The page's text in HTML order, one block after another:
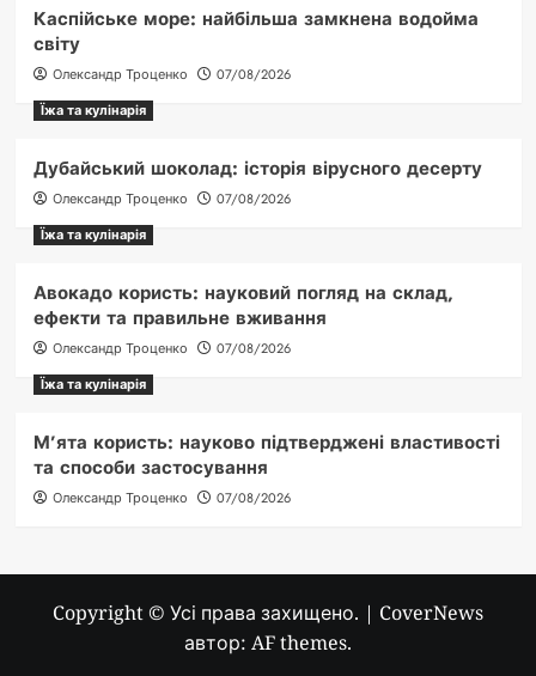
Каспійське море: найбільша замкнена водойма
світу
Олександр Троценко
07/08/2026
Їжа та кулінарія
Дубайський шоколад: історія вірусного десерту
Олександр Троценко
07/08/2026
Їжа та кулінарія
Авокадо користь: науковий погляд на склад,
ефекти та правильне вживання
Олександр Троценко
07/08/2026
Їжа та кулінарія
М’ята користь: науково підтверджені властивості
та способи застосування
Олександр Троценко 07/08/2026
Copyright © Усі права захищено. | CoverNews
автор: AF themes.